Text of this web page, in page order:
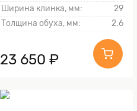
Ширина клинка, мм:
29
Толщина обуха, мм:
2.6
23 650 ₽